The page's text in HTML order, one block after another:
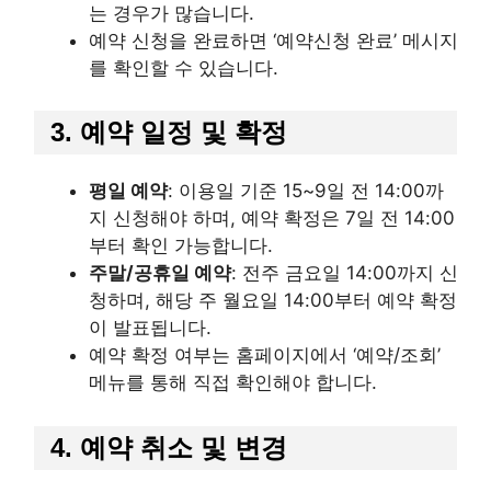
는 경우가 많습니다.
예약 신청을 완료하면 ‘예약신청 완료’ 메시지
를 확인할 수 있습니다.
3. 예약 일정 및 확정
평일 예약: 이용일 기준 15~9일 전 14:00까
지 신청해야 하며, 예약 확정은 7일 전 14:00
부터 확인 가능합니다.
주말/공휴일 예약: 전주 금요일 14:00까지 신
청하며, 해당 주 월요일 14:00부터 예약 확정
이 발표됩니다.
예약 확정 여부는 홈페이지에서 ‘예약/조회’
메뉴를 통해 직접 확인해야 합니다.
4. 예약 취소 및 변경